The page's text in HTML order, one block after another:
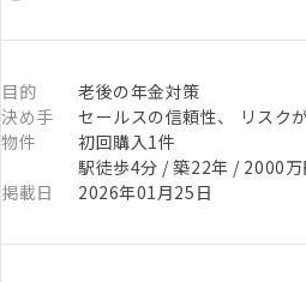
目的
老後の年金対策
決め手
セールスの信頼性、 リスク
物件
初回購入1件
駅徒歩4分 / 築22年 / 2000万
掲載日
2026年01月25日